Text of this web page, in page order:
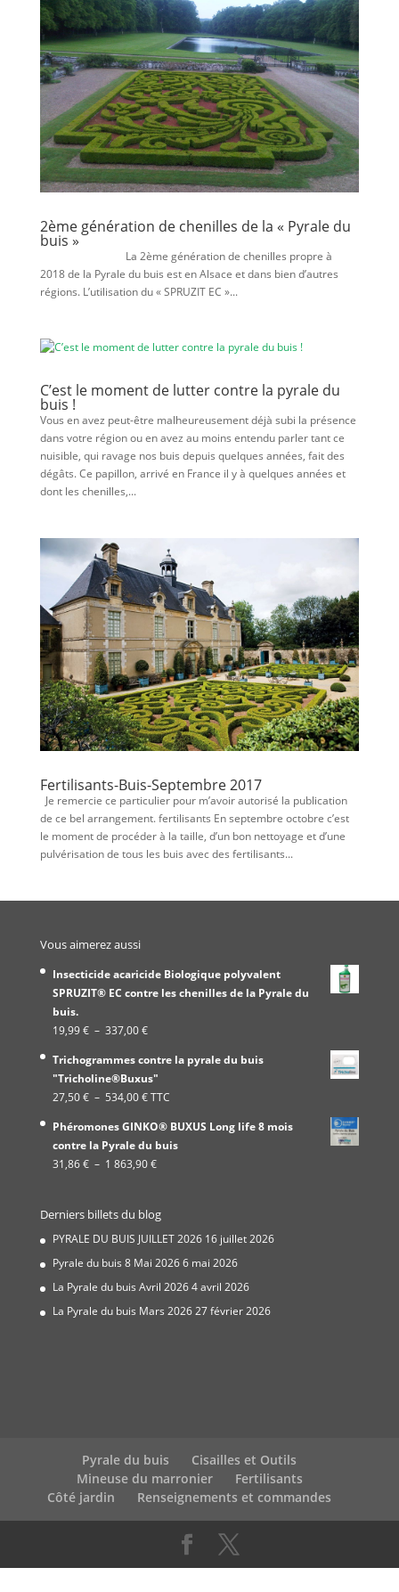
2ème génération de chenilles de la « Pyrale du
buis »
La 2ème génération de chenilles propre à
2018 de la Pyrale du buis est en Alsace et dans bien d’autres
régions. L’utilisation du « SPRUZIT EC »...
C’est le moment de lutter contre la pyrale du
buis !
Vous en avez peut-être malheureusement déjà subi la présence
dans votre région ou en avez au moins entendu parler tant ce
nuisible, qui ravage nos buis depuis quelques années, fait des
dégâts. Ce papillon, arrivé en France il y à quelques années et
dont les chenilles,...
Fertilisants-Buis-Septembre 2017
Je remercie ce particulier pour m’avoir autorisé la publication
de ce bel arrangement. fertilisants En septembre octobre c’est
le moment de procéder à la taille, d’un bon nettoyage et d’une
pulvérisation de tous les buis avec des fertilisants...
Vous aimerez aussi
Insecticide acaricide Biologique polyvalent
SPRUZIT® EC contre les chenilles de la Pyrale du
buis.
19,99€ – 337,00€Plage
prix :
19,99 €
à
337,00 €
Trichogrammes contre la pyrale du buis
"Tricholine®Buxus"
27,50€ – 534,00€Plage
prix :
27,50 €
à
TTC
Phéromones GINKO® BUXUS Long life 8 mois
contre la Pyrale du buis
31,86€ – 1 863,90€Plage
31,86 €
à
1
Derniers billets du blog
PYRALE DU BUIS JUILLET 2026 16 juillet 2026
Pyrale du buis 8 Mai 20266 mai 2026
La Pyrale du buis Avril 20264 avril 2026
La Pyrale du buis Mars 202627 février 2026
Pyrale du buis
Cisailles et Outils
Mineuse du marronier
Fertilisants
Côté jardin
Renseignements et commandes